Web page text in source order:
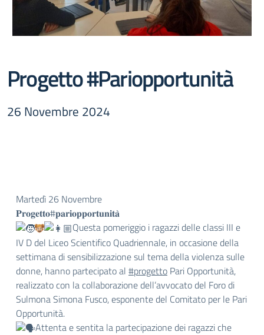
Progetto #Pariopportunità
26 Novembre 2024
Martedì 26 Novembre
𝐏𝐫𝐨𝐠𝐞𝐭𝐭𝐨#𝐩𝐚𝐫𝐢𝐨𝐩𝐩𝐨𝐫𝐭𝐮𝐧𝐢𝐭𝐚̀
Questa pomeriggio i ragazzi delle classi III e
IV D del Liceo Scientifico Quadriennale, in occasione della
settimana di sensibilizzazione sul tema della violenza sulle
donne, hanno partecipato al #progetto Pari Opportunità,
realizzato con la collaborazione dell’avvocato del Foro di
Sulmona Simona Fusco, esponente del Comitato per le Pari
Opportunità.
Attenta e sentita la partecipazione dei ragazzi che